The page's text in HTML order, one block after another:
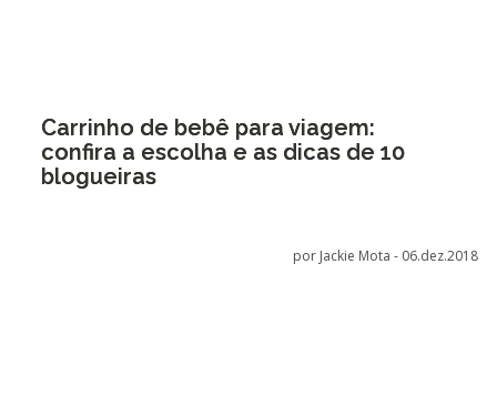
Carrinho de bebê para viagem:
confira a escolha e as dicas de 10
blogueiras
por Jackie Mota - 06.dez.2018